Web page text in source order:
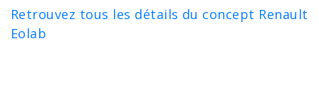
Retrouvez tous les détails du concept Renault
Eolab